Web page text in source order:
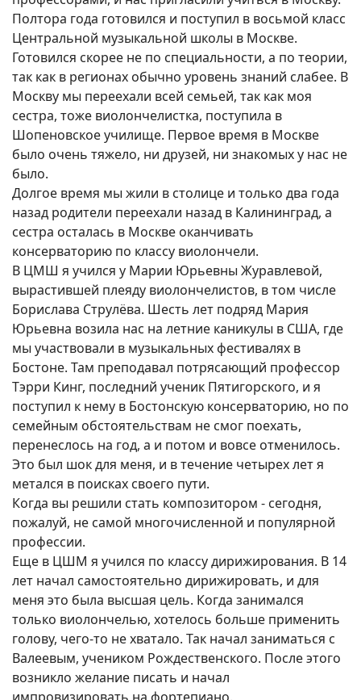
Полтора года готовился и поступил в восьмой класс
Центральной музыкальной школы в Москве.
Готовился скорее не по специальности, а по теории,
так как в регионах обычно уровень знаний слабее. В
Москву мы переехали всей семьей, так как моя
сестра, тоже виолончелистка, поступила в
Шопеновское училище. Первое время в Москве
было очень тяжело, ни друзей, ни знакомых у нас не
было.
Долгое время мы жили в столице и только два года
назад родители переехали назад в Калининград, а
сестра осталась в Москве оканчивать
консерваторию по классу виолончели.
В ЦМШ я учился у Марии Юрьевны Журавлевой,
вырастившей плеяду виолончелистов, в том числе
Борислава Струлёва. Шесть лет подряд Мария
Юрьевна возила нас на летние каникулы в США, где
мы участвовали в музыкальных фестивалях в
Бостоне. Там преподавал потрясающий профессор
Тэрри Кинг, последний ученик Пятигорского, и я
поступил к нему в Бостонскую консерваторию, но по
семейным обстоятельствам не смог поехать,
перенеслось на год, а и потом и вовсе отменилось.
Это был шок для меня, и в течение четырех лет я
метался в поисках своего пути.
Когда вы решили стать композитором - сегодня,
пожалуй, не самой многочисленной и популярной
профессии.
Еще в ЦШМ я учился по классу дирижирования. В 14
лет начал самостоятельно дирижировать, и для
меня это была высшая цель. Когда занимался
только виолончелью, хотелось больше применить
голову, чего-то не хватало. Так начал заниматься с
Валеевым, учеником Рождественского. После этого
возникло желание писать и начал